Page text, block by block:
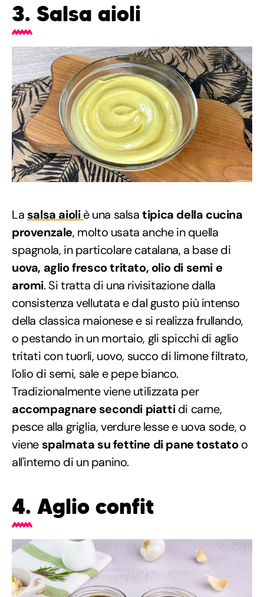
3. Salsa aioli
La salsa aioli è una salsatipica della cucina
provenzale, molto usata anche in quella
spagnola, in particolare catalana, a base di
uova, aglio fresco tritato, olio di semi e
aromi. Si tratta di una rivisitazione dalla
consistenza vellutata e dal gusto più intenso
della classica maionese e si realizza frullando,
o pestando in un mortaio, gli spicchi di aglio
tritati con tuorli, uovo, succo di limone filtrato,
l'olio di semi, sale e pepe bianco.
Tradizionalmente viene utilizzata per
accompagnare secondi piattidi carne,
pesce alla griglia, verdure lesse e uova sode, o
viene spalmata su fettine di pane tostatoo
all'interno di un panino.
4. Aglio confit